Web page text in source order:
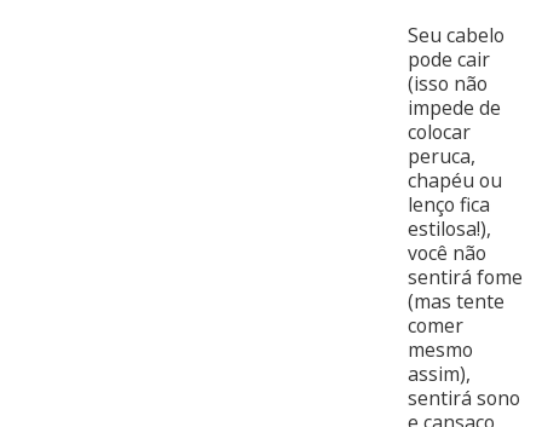
Seu cabelo
pode cair
(isso não
impede de
colocar
peruca,
chapéu ou
lenço fica
estilosa!),
você não
sentirá fome
(mas tente
comer
mesmo
assim),
sentirá sono